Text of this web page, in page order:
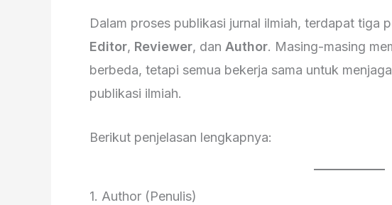
Dalam proses publikasi jurnal ilmiah, terdapat tiga
Editor, Reviewer, dan Author. Masing-masing
berbeda, tetapi semua bekerja sama untuk
publikasi ilmiah.
Berikut penjelasan lengkapnya:
1. Author (Penulis)